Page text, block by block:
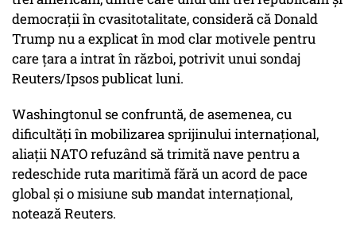
democraţii în cvasitotalitate, consideră că Donald
Trump nu a explicat în mod clar motivele pentru
care ţara a intrat în război, potrivit unui sondaj
Reuters/Ipsos publicat luni.
Washingtonul se confruntă, de asemenea, cu
dificultăţi în mobilizarea sprijinului internaţional,
aliaţii NATO refuzând să trimită nave pentru a
redeschide ruta maritimă fără un acord de pace
global şi o misiune sub mandat internaţional,
notează Reuters.